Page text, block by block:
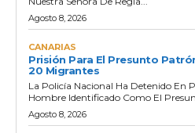
Agosto 8, 2026
CANARIAS
Prisión Para El Presunto
20 Migrantes
La Policía Nacional Ha Detenido En
Hombre Identificado Como El
Agosto 8, 2026